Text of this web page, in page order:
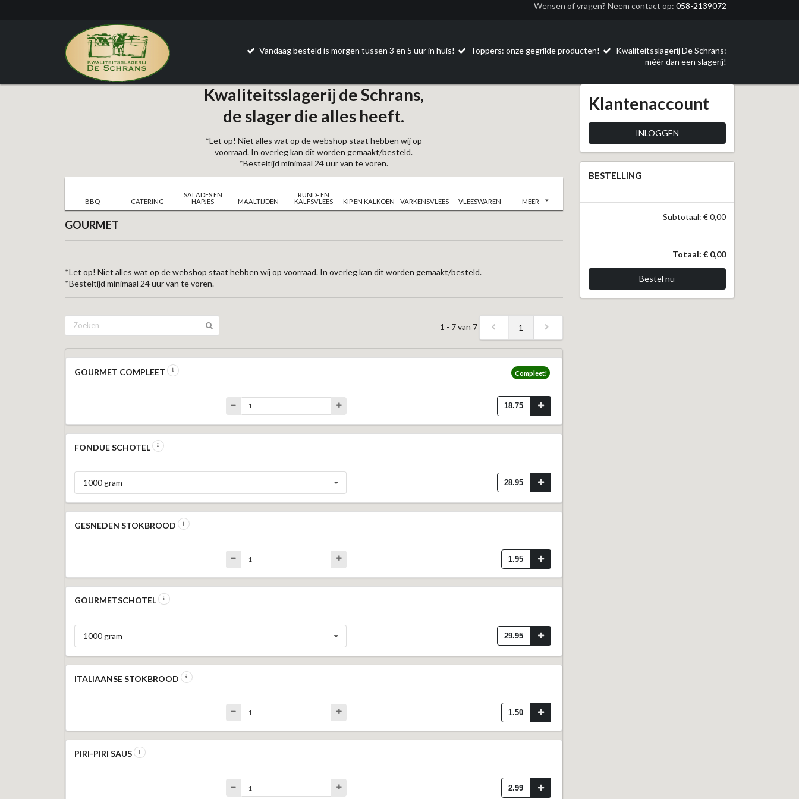
Wensen of vragen? Neem contact op: 058-2139072
Vandaag besteld is morgen tussen 3 en 5 uur in huis! Toppers: onze gegrilde producten!
Kwaliteitsslagerij De Schrans:
méér dan een slagerij!
Kwaliteitsslagerij de Schrans,
de slager die alles heeft.
*Let op! Niet alles wat op de webshop staat hebben wij op
voorraad. In overleg kan dit worden gemaakt/besteld.
*Besteltijd minimaal 24 uur van te voren.
BBQ CATERING
SALADES EN
HAPJES
MAALTIJDEN
RUND- EN
KALFSVLEES
KIP EN KALKOEN VARKENSVLEES VLEESWAREN MEER
GOURMET
*Let op! Niet alles wat op de webshop staat hebben wij op voorraad. In overleg kan dit worden gemaakt/besteld.
*Besteltijd minimaal 24 uur van te voren.
1 - 7 van 7 1
GOURMET COMPLEET Compleet!
18.75
FONDUE SCHOTEL
1000 gram 28.95
GESNEDEN STOKBROOD
1.95
GOURMETSCHOTEL
1000 gram 29.95
ITALIAANSE STOKBROOD
1.50
PIRI-PIRI SAUS
2.99
Klantenaccount
INLOGGEN
BESTELLING
Subtotaal: € 0,00
Totaal: € 0,00
Bestel nu